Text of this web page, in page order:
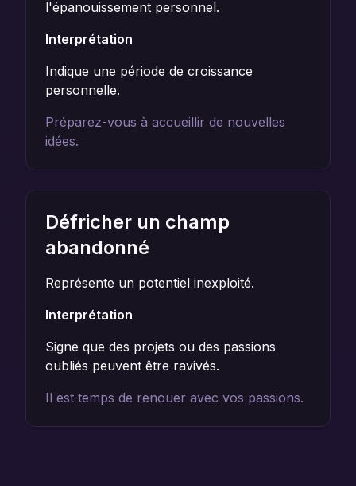
l'épanouissement personnel.
Interprétation
Indique une période de croissance
personnelle.
Préparez-vous à accueillir de nouvelles
idées.
Défricher un champ
abandonné
Représente un potentiel inexploité.
Interprétation
Signe que des projets ou des passions
oubliés peuvent être ravivés.
Il est temps de renouer avec vos passions.